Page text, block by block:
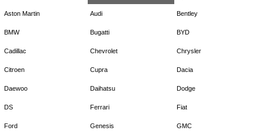
Aston Martin Audi Bentley
BMW Bugatti BYD
Cadillac Chevrolet Chrysler
Citroen Cupra Dacia
Daewoo Daihatsu Dodge
DS Ferrari Fiat
Ford Genesis GMC